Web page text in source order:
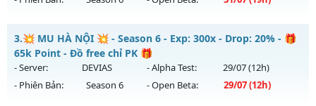
Thể loại: Mu Nguyên bản Webzen
Antihack: Anti Vip
⚔️ MU THIÊN SỨ ⚔️ - 🎁 ĐUA TOP NHẬN ATM 🎁
Mu mới ra tháng 07 2026 - Mở máy chủ
ngày 31/07/2626
Exp: 300x - Drop: 20%
3.💥 MU HÀ NỘI 💥 - Season 6 - Exp: 300x - Drop: 20% - 🎁
65k Point - Đồ free chỉ PK 🎁
- Server: DEVIAS - Alpha Test: 29/07(12h)
- Phiên Bản:
Season 6 - Open Beta: 29/07(12h)